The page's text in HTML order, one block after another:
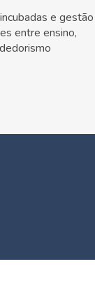
e gestão
entre ensino,